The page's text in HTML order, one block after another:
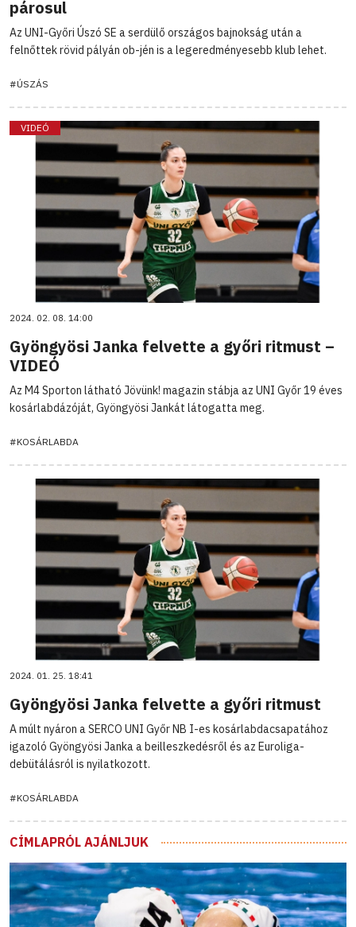
párosul
Az UNI-Győri Úszó SE a serdülő országos bajnokság után a
felnőttek rövid pályán ob-jén is a legeredményesebb klub lehet.
#ÚSZÁS
VIDEÓ
2024. 02. 08. 14:00
Gyöngyösi Janka felvette a győri ritmust –
VIDEÓ
Az M4 Sporton látható Jövünk! magazin stábja az UNI Győr 19 éves
kosárlabdázóját, Gyöngyösi Jankát látogatta meg.
#KOSÁRLABDA
2024. 01. 25. 18:41
Gyöngyösi Janka felvette a győri ritmust
A múlt nyáron a SERCO UNI Győr NB I-es kosárlabdacsapatához
igazoló Gyöngyösi Janka a beilleszkedésről és az Euroliga-
debütálásról is nyilatkozott.
#KOSÁRLABDA
CÍMLAPRÓL AJÁNLJUK